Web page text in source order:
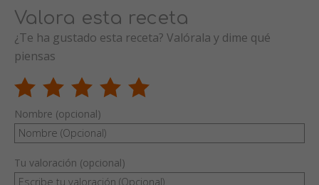
Valora esta receta
¿Te ha gustado esta receta? Valórala y dime qué
piensas
Nombre (opcional)
Tu valoración (opcional)